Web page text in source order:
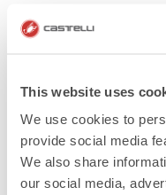
This website uses
We use cookies to
provide social media
We also share
our social media,